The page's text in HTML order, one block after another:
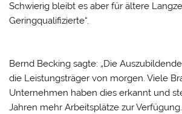
Schwierig bleibt es aber für ältere
Geringqualifizierte“.
Bernd Becking sagte: „Die
die Leistungsträger von morgen. Viele
Unternehmen haben dies erkannt und
Jahren mehr Arbeitsplätze zur